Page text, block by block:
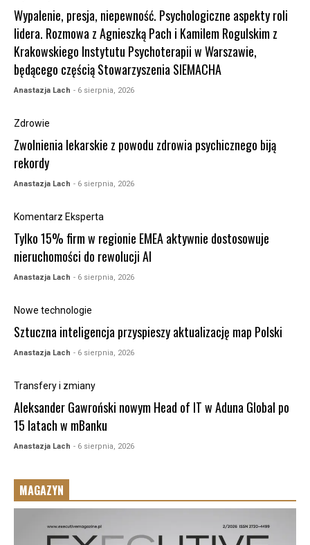
Wypalenie, presja, niepewność. Psychologiczne aspekty roli
lidera. Rozmowa z Agnieszką Pach i Kamilem Rogulskim z
Krakowskiego Instytutu Psychoterapii w Warszawie,
będącego częścią Stowarzyszenia SIEMACHA
Anastazja Lach - 6 sierpnia, 2026
Zdrowie
Zwolnienia lekarskie z powodu zdrowia psychicznego biją
rekordy
Anastazja Lach - 6 sierpnia, 2026
Komentarz Eksperta
Tylko 15% firm w regionie EMEA aktywnie dostosowuje
nieruchomości do rewolucji AI
Anastazja Lach - 6 sierpnia, 2026
Nowe technologie
Sztuczna inteligencja przyspieszy aktualizację map Polski
Anastazja Lach - 6 sierpnia, 2026
Transfery i zmiany
Aleksander Gawroński nowym Head of IT w Aduna Global po
15 latach w mBanku
Anastazja Lach - 6 sierpnia, 2026
MAGAZYN